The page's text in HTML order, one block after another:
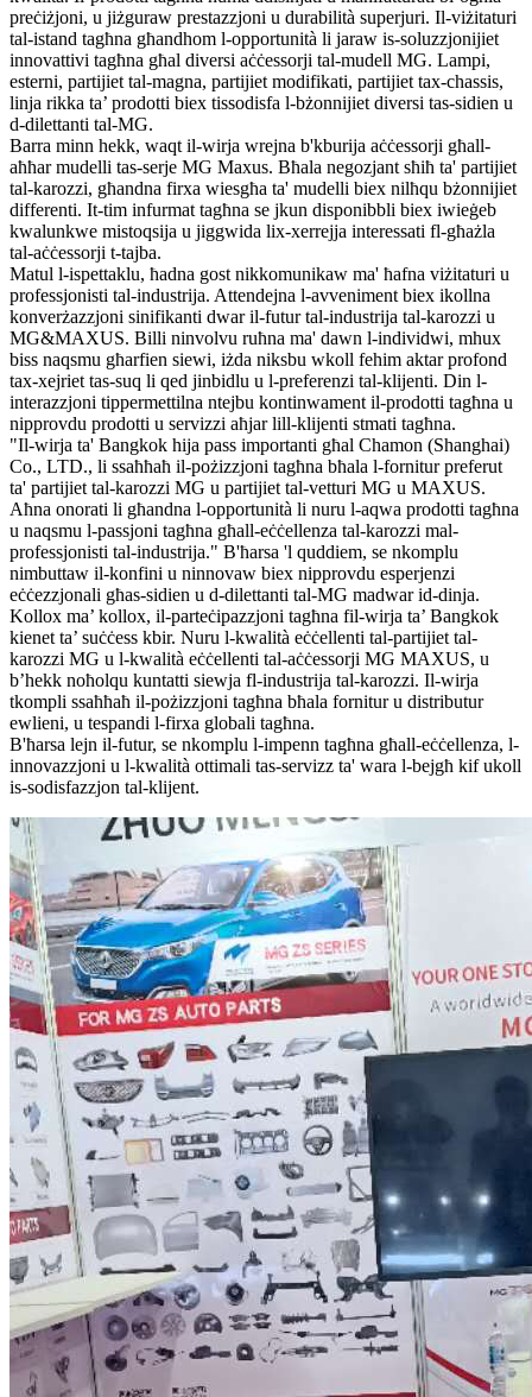
preċiżjoni, u jiżguraw prestazzjoni u durabilità superjuri. Il-viżitaturi
tal-istand tagħna għandhom l-opportunità li jaraw is-soluzzjonijiet
innovattivi tagħna għal diversi aċċessorji tal-mudell MG. Lampi,
esterni, partijiet tal-magna, partijiet modifikati, partijiet tax-chassis,
linja rikka ta’ prodotti biex tissodisfa l-bżonnijiet diversi tas-sidien u
d-dilettanti tal-MG.
Barra minn hekk, waqt il-wirja wrejna b'kburija aċċessorji għall-
aħħar mudelli tas-serje MG Maxus. Bħala negozjant sħiħ ta' partijiet
tal-karozzi, għandna firxa wiesgħa ta' mudelli biex nilħqu bżonnijiet
differenti. It-tim infurmat tagħna se jkun disponibbli biex iwieġeb
kwalunkwe mistoqsija u jiggwida lix-xerrejja interessati fl-għażla
tal-aċċessorji t-tajba.
Matul l-ispettaklu, ħadna gost nikkomunikaw ma' ħafna viżitaturi u
professjonisti tal-industrija. Attendejna l-avveniment biex ikollna
konverżazzjoni sinifikanti dwar il-futur tal-industrija tal-karozzi u
MG&MAXUS. Billi ninvolvu ruħna ma' dawn l-individwi, mhux
biss naqsmu għarfien siewi, iżda niksbu wkoll fehim aktar profond
tax-xejriet tas-suq li qed jinbidlu u l-preferenzi tal-klijenti. Din l-
interazzjoni tippermettilna ntejbu kontinwament il-prodotti tagħna u
nipprovdu prodotti u servizzi aħjar lill-klijenti stmati tagħna.
"Il-wirja ta' Bangkok hija pass importanti għal Chamon (Shanghai)
Co., LTD., li ssaħħaħ il-pożizzjoni tagħna bħala l-fornitur preferut
ta' partijiet tal-karozzi MG u partijiet tal-vetturi MG u MAXUS.
Aħna onorati li għandna l-opportunità li nuru l-aqwa prodotti tagħna
u naqsmu l-passjoni tagħna għall-eċċellenza tal-karozzi mal-
professjonisti tal-industrija." B'ħarsa 'l quddiem, se nkomplu
nimbuttaw il-konfini u ninnovaw biex nipprovdu esperjenzi
eċċezzjonali għas-sidien u d-dilettanti tal-MG madwar id-dinja.
Kollox ma’ kollox, il-parteċipazzjoni tagħna fil-wirja ta’ Bangkok
kienet ta’ suċċess kbir. Nuru l-kwalità eċċellenti tal-partijiet tal-
karozzi MG u l-kwalità eċċellenti tal-aċċessorji MG MAXUS, u
b’hekk noħolqu kuntatti siewja fl-industrija tal-karozzi. Il-wirja
tkompli ssaħħaħ il-pożizzjoni tagħna bħala fornitur u distributur
ewlieni, u tespandi l-firxa globali tagħna.
B'ħarsa lejn il-futur, se nkomplu l-impenn tagħna għall-eċċellenza, l-
innovazzjoni u l-kwalità ottimali tas-servizz ta' wara l-bejgħ kif ukoll
is-sodisfazzjon tal-klijent.